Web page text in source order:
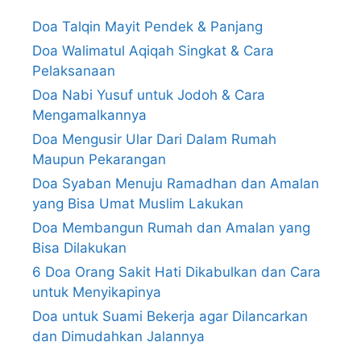
Doa Talqin Mayit Pendek & Panjang
Doa Walimatul Aqiqah Singkat & Cara
Pelaksanaan
Doa Nabi Yusuf untuk Jodoh & Cara
Mengamalkannya
Doa Mengusir Ular Dari Dalam Rumah
Maupun Pekarangan
Doa Syaban Menuju Ramadhan dan Amalan
yang Bisa Umat Muslim Lakukan
Doa Membangun Rumah dan Amalan yang
Bisa Dilakukan
6 Doa Orang Sakit Hati Dikabulkan dan Cara
untuk Menyikapinya
Doa untuk Suami Bekerja agar Dilancarkan
dan Dimudahkan Jalannya